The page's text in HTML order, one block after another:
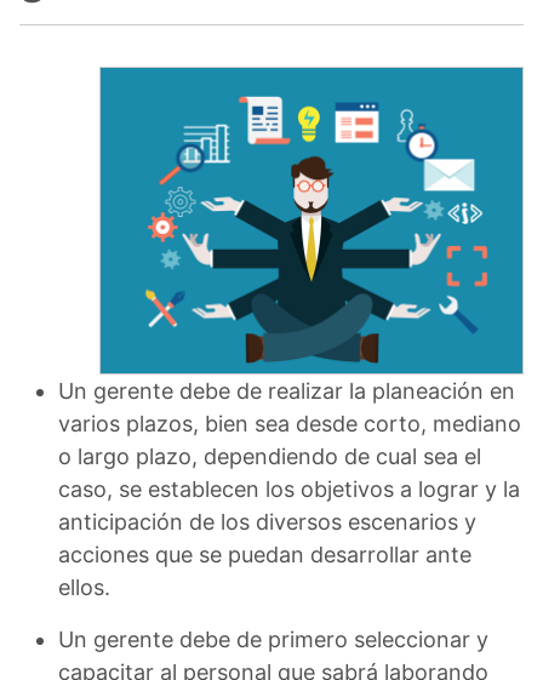
Un gerente debe de realizar la planeación en
varios plazos, bien sea desde corto, mediano
o largo plazo, dependiendo de cual sea el
caso, se establecen los objetivos a lograr y la
anticipación de los diversos escenarios y
acciones que se puedan desarrollar ante
ellos.
Un gerente debe de primero seleccionar y
capacitar al personal que sabrá laborando